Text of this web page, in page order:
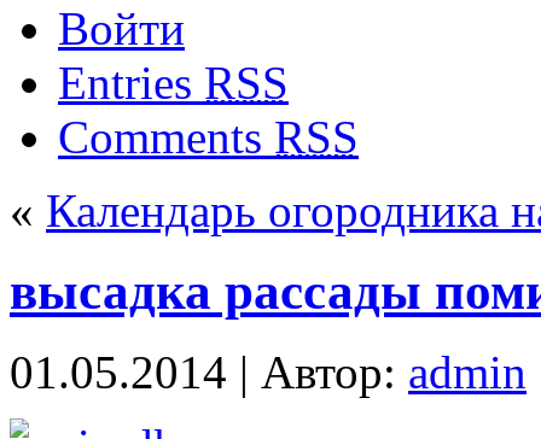
Войти
Entries RSS
Comments RSS
« Календарь огородника
высадка рассады
01.05.2014 | Автор: admin